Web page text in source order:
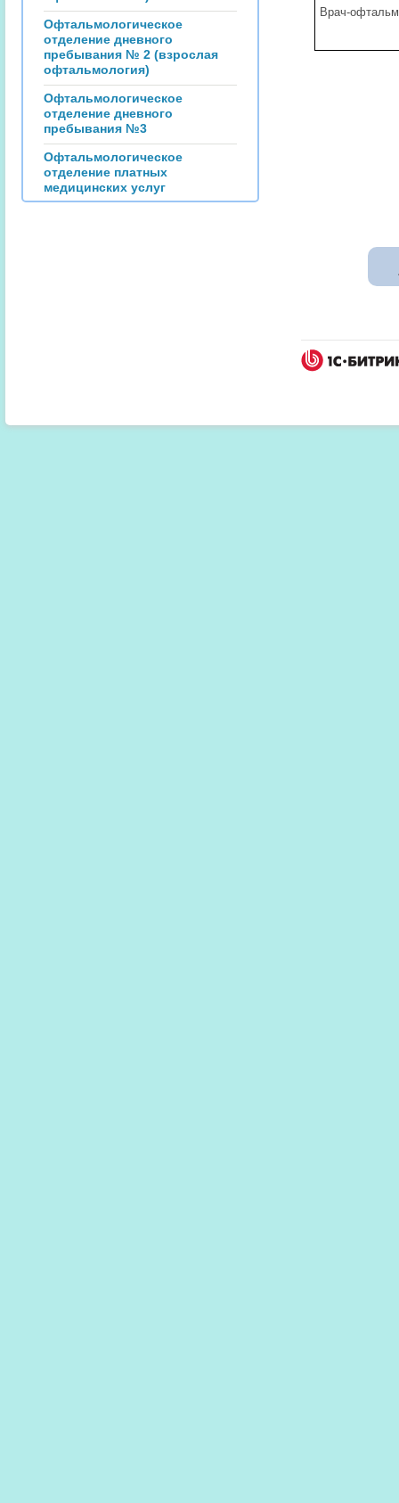
Офтальмологическое
отделение дневного
пребывания № 2 (взрослая
офтальмология)
Офтальмологическое
отделение дневного
пребывания №3
Офтальмологическое
отделение платных
медицинских услуг
Врач-